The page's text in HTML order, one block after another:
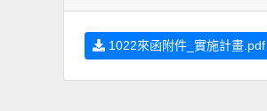
1022來函附件_實施計畫.pdf